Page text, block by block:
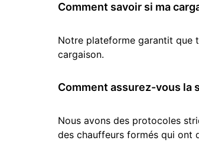
Comment savoir si ma
Notre plateforme garantit que
cargaison.
Comment assurez-vous la
Nous avons des protocoles
des chauffeurs formés qui ont